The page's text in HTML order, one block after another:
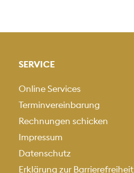
SERVICE
Online Services
Terminvereinbarung
Rechnungen schicken
Impressum
Datenschutz
Erklärung zur Barrierefreiheit